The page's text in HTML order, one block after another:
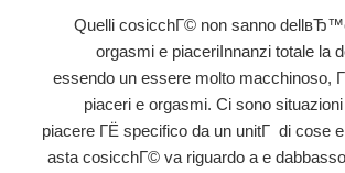
Quelli cosicchГ© non sanno
orgasmi e piaceriInnanzi totale la
essendo un essere molto macchinoso,
piaceri e orgasmi. Ci sono
piacere ГЁ specifico da un unitГ di cose
asta cosicchГ© va riguardo a e